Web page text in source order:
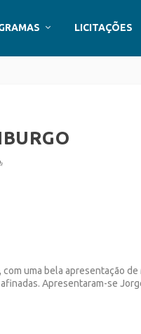
LICITAÇÕES
uma bela apresentação de
Apresentaram-se